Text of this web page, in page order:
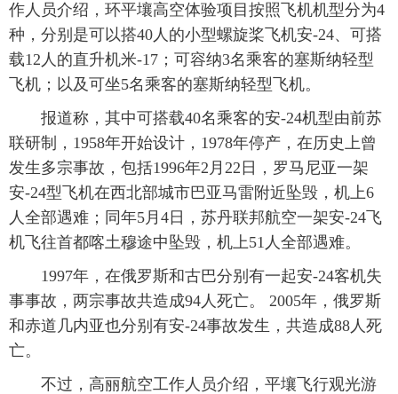
新华电视中文 新华电视英文 返回PC
作人员介绍，环平壤高空体验项目按照飞机机型分为4
种，分别是可以搭40人的小型螺旋桨飞机安-24、可搭
载12人的直升机米-17；可容纳3名乘客的塞斯纳轻型
飞机；以及可坐5名乘客的塞斯纳轻型飞机。
报道称，其中可搭载40名乘客的安-24机型由前苏
联研制，1958年开始设计，1978年停产，在历史上曾
发生多宗事故，包括1996年2月22日，罗马尼亚一架
安-24型飞机在西北部城市巴亚马雷附近坠毁，机上6
人全部遇难；同年5月4日，苏丹联邦航空一架安-24飞
机飞往首都喀土穆途中坠毁，机上51人全部遇难。
1997年，在俄罗斯和古巴分别有一起安-24客机失
事事故，两宗事故共造成94人死亡。 2005年，俄罗斯
和赤道几内亚也分别有安-24事故发生，共造成88人死
亡。
不过，高丽航空工作人员介绍，平壤飞行观光游